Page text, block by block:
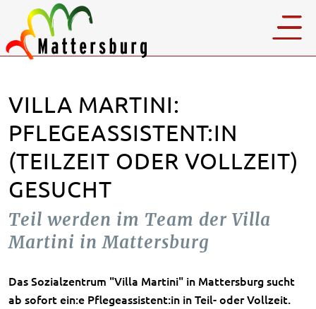
VILLA MARTINI:
PFLEGEASSISTENT:IN
(TEILZEIT ODER VOLLZEIT)
GESUCHT
Teil werden im Team der Villa
Martini in Mattersburg
Das Sozialzentrum "Villa Martini" in Mattersburg sucht
ab sofort ein:e Pflegeassistent:in in Teil- oder Vollzeit.